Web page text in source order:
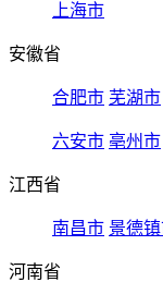
上海市
安徽省
合肥市 芜湖市
六安市 亳州市
江西省
南昌市 景德
河南省